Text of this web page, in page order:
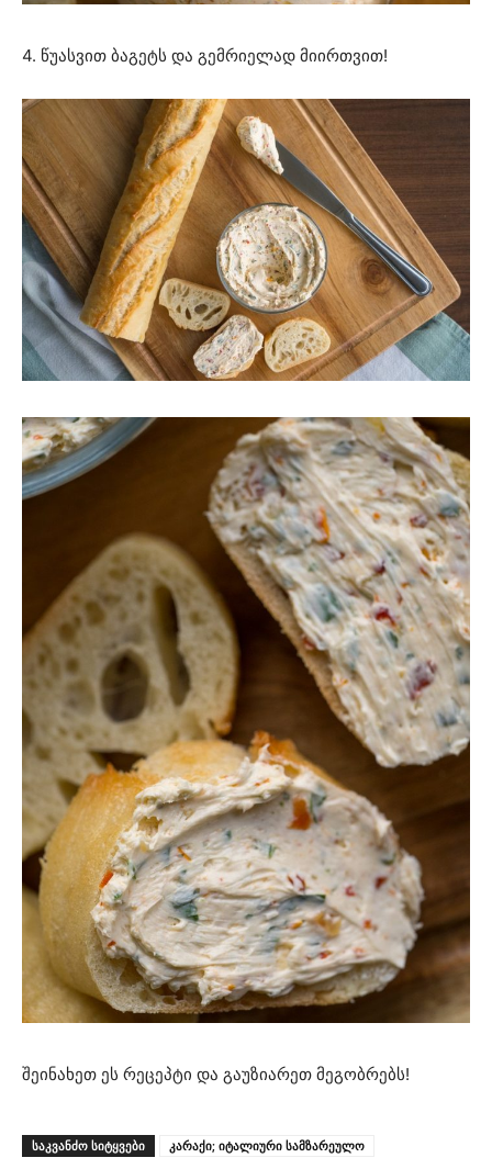
4. წუასვით ბაგეტს და გემრიელად მიირთვით!
შეინახეთ ეს რეცეპტი და გაუზიარეთ მეგობრებს!
ᲡᲐᲙᲕᲐᲜᲫᲝ ᲡᲘᲢᲧᲕᲔᲑᲘ კარაქი; იტალიური სამზარეულო